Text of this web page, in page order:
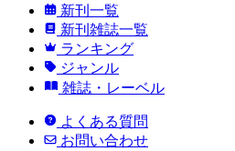
新刊一覧
新刊雑誌一覧
ランキング
ジャンル
雑誌・レーベル
よくある質問
お問い合わせ